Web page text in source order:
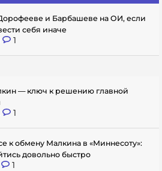
и Барбашеве на ОИ, если
себя иначе
1
— ключ к решению главной
1
к обмену Малкина в «Миннесоту»:
довольно быстро
1